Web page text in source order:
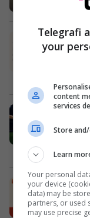
Telegrafi
your
content
services
Store
Learn
Your personal
your device
data) may be
partners, or used
may use precise